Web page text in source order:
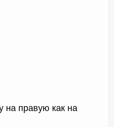
на правую как на